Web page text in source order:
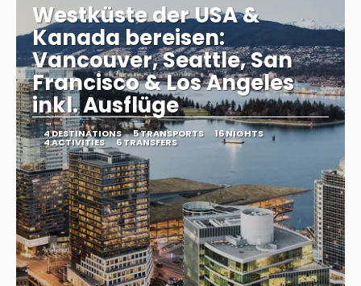
Westküste der USA &
Kanada bereisen:
Vancouver, Seattle, San
Francisco & Los Angeles
inkl. Ausflüge
4 DESTINATIONS 5 TRANSPORTS 16 NIGHTS
4 ACTIVITIES 6 TRANSFERS